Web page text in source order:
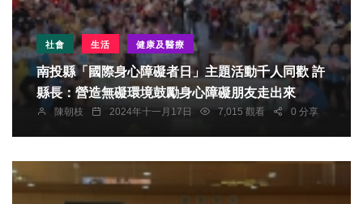
社會 生活 健康及醫療
南投縣「國際身心障礙者日」主題活動千人同歡 許
縣長：營造無礙環境鼓勵身心障礙朋友走出來
陳朝枝 2024年十一月17日 7,015 觀看 0 分享